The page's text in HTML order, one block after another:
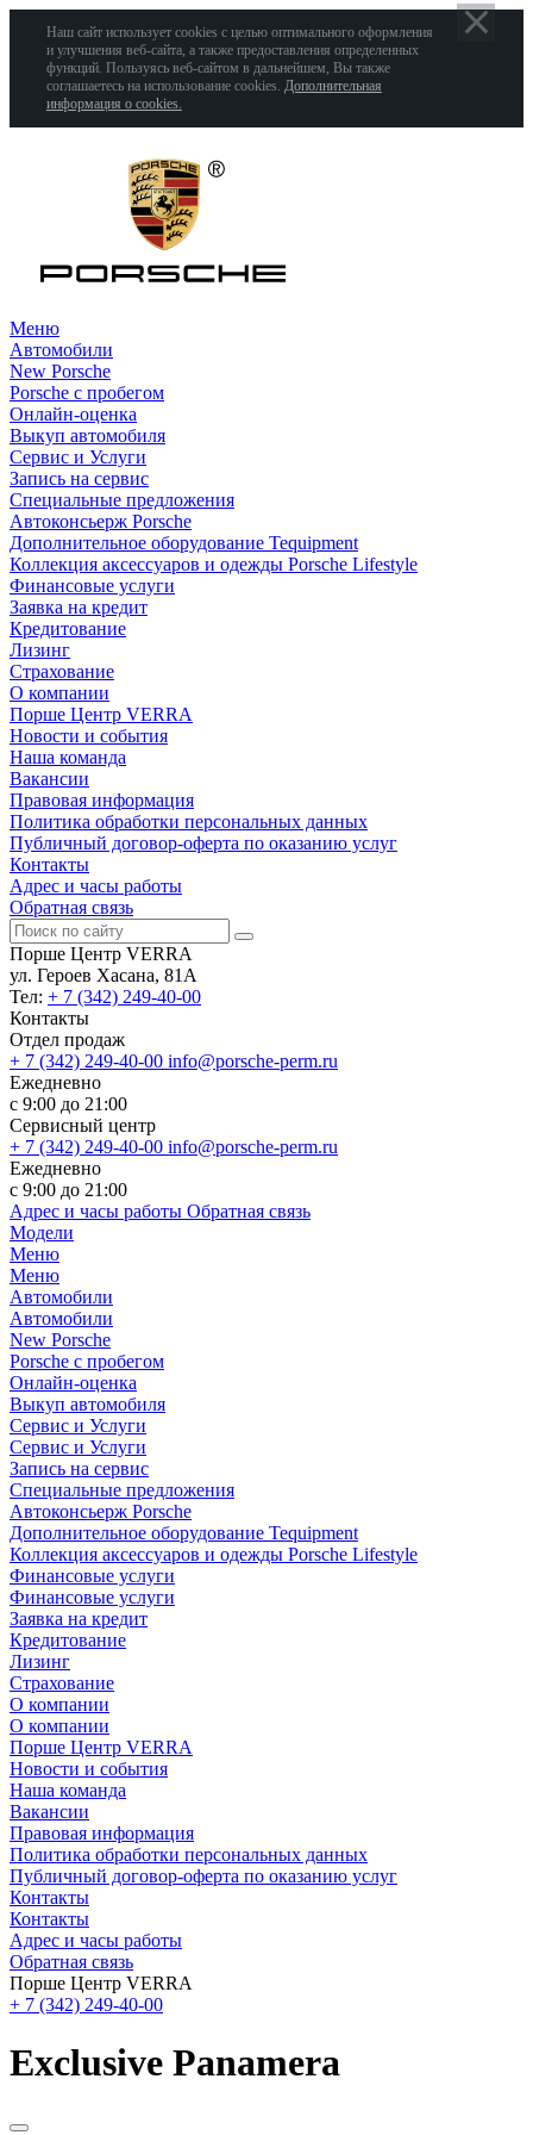
Наш сайт использует cookies с целью оптимального оформления
и улучшения веб-сайта, а также предоставления определенных
функций. Пользуясь веб-сайтом в дальнейшем, Вы также
соглашаетесь на использование cookies. Дополнительная
информация о cookies.
Меню
Автомобили
New Porsche
Porsche с пробегом
Онлайн-оценка
Выкуп автомобиля
Сервис и Услуги
Запись на сервис
Специальные предложения
Автоконсьерж Porsche
Дополнительное оборудование Tequipment
Коллекция аксессуаров и одежды Porsche Lifestyle
Финансовые услуги
Заявка на кредит
Кредитование
Лизинг
Страхование
О компании
Порше Центр VERRA
Новости и события
Наша команда
Вакансии
Правовая информация
Политика обработки персональных данных
Публичный договор-оферта по оказанию услуг
Контакты
Адрес и часы работы
Обратная связь
Порше Центр VERRA
ул. Героев Хасана, 81А
Тел: + 7 (342) 249-40-00
Контакты
Отдел продаж
+ 7 (342) 249-40-00 info@porsche-perm.ru
Ежедневно
с 9:00 до 21:00
Сервисный центр
+ 7 (342) 249-40-00 info@porsche-perm.ru
Ежедневно
с 9:00 до 21:00
Адрес и часы работы Обратная связь
Модели
Меню
Меню
Автомобили
Автомобили
New Porsche
Porsche с пробегом
Онлайн-оценка
Выкуп автомобиля
Сервис и Услуги
Сервис и Услуги
Запись на сервис
Специальные предложения
Автоконсьерж Porsche
Дополнительное оборудование Tequipment
Коллекция аксессуаров и одежды Porsche Lifestyle
Финансовые услуги
Финансовые услуги
Заявка на кредит
Кредитование
Лизинг
Страхование
О компании
О компании
Порше Центр VERRA
Новости и события
Наша команда
Вакансии
Правовая информация
Политика обработки персональных данных
Публичный договор-оферта по оказанию услуг
Контакты
Контакты
Адрес и часы работы
Обратная связь
Порше Центр VERRA
+ 7 (342) 249-40-00
Exclusive Panamera